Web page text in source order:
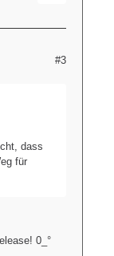
#3
dass
für
0_°